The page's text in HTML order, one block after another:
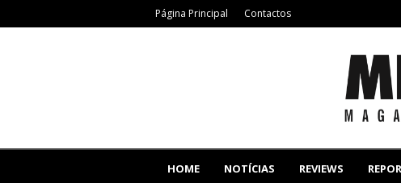
Página Principal Contactos
HOME NOTÍCIAS REVIEWS